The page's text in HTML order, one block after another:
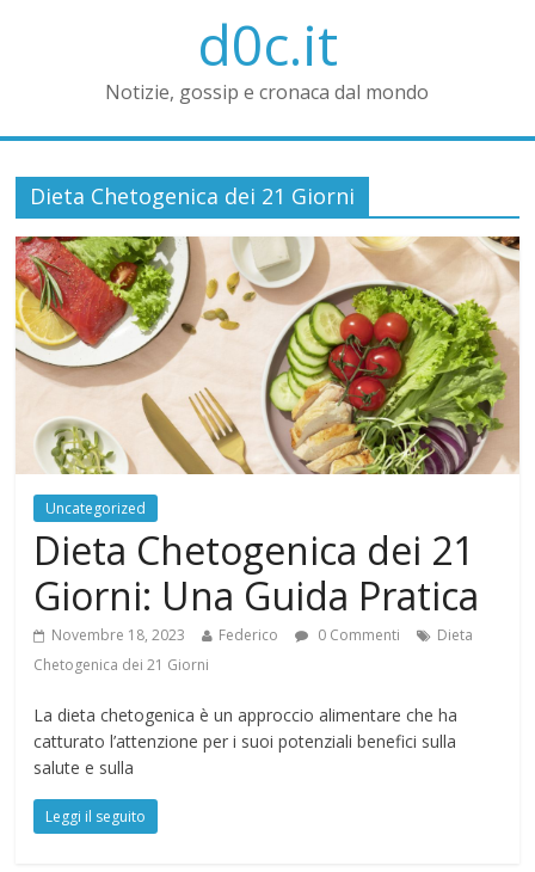
d0c.it
Notizie, gossip e cronaca dal mondo
Dieta Chetogenica dei 21 Giorni
Uncategorized
Dieta Chetogenica dei 21
Giorni: Una Guida Pratica
Novembre 18, 2023 Federico 0 Commenti
Dieta
Chetogenica dei 21 Giorni
La dieta chetogenica è un approccio alimentare che ha
catturato l’attenzione per i suoi potenziali benefici sulla
salute e sulla
Leggi il seguito